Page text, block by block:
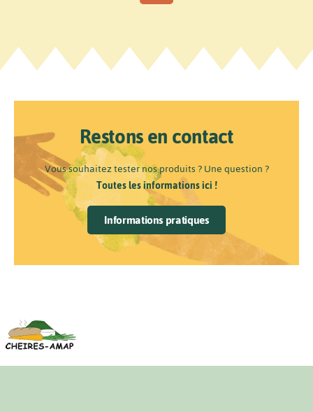
Restons en contact
Vous souhaitez tester nos produits ? Une question ?
Toutes les informations ici !
Informations pratiques